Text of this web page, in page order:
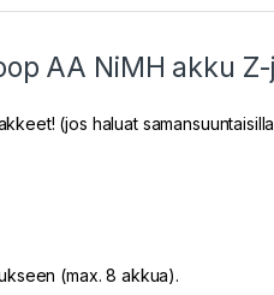
AA NiMH akku
(jos haluat
(max. 8 akkua).